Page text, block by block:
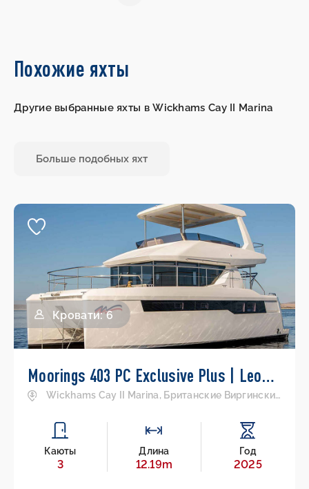
Похожие яхты
Другие выбранные яхты в Wickhams Cay II Marina
Больше подобных яхт
Кровати: 6
Moorings 403 PC Exclusive Plus | Leopard 40 PC
Wickhams Cay II Marina, Британские Виргинские острова
Каюты
3
Длина
12.19m
Год
2025